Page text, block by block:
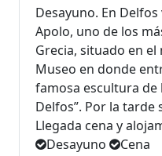
Desayuno. En
Apolo, uno de los
Grecia, situado en
Museo en donde
famosa escultura de
Delfos”. Por la tarde
Llegada cena y
Desayuno
Cena